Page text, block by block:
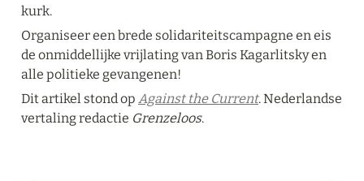
kurk.
Organiseer een brede solidariteitscampagne en eis
de onmiddellijke vrijlating van Boris Kagarlitsky en
alle politieke gevangenen!
Dit artikel stond op Against the Current. Nederlandse
vertaling redactie Grenzeloos.